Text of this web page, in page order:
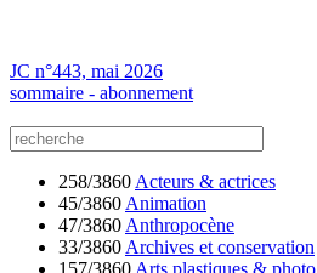
JC n°443, mai 2026
sommaire - abonnement
258/3860 Acteurs & actrices
45/3860 Animation
47/3860 Anthropocène
33/3860 Archives et conservation
157/3860 Arts plastiques & photo